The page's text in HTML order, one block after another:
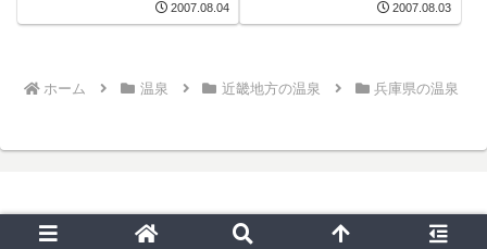
2007.08.04 2007.08.03
ホーム 温泉 近畿地方の温泉 兵庫県の温泉
© 2019 いろいろお出かけ日記.